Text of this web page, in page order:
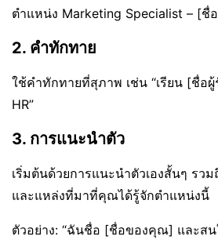
ตำแหน่ง Marketing Specialist – [ชื่
2. คำทักทาย
ใช้คำทักทายที่สุภาพ เช่น “เรียน [ชื่อ
HR”
3. การแนะนำตัว
เริ่มต้นด้วยการแนะนำตัวเองสั้นๆ ร
และแหล่งที่มาที่คุณได้รู้จักตำแหน่งนี้
ตัวอย่าง: “ฉันชื่อ [ชื่อของคุณ] และส